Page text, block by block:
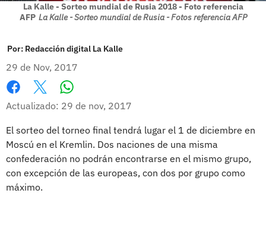
La Kalle - Sorteo mundial de Rusia 2018 - Foto referencia
AFP La Kalle - Sorteo mundial de Rusia - Fotos referencia AFP
Por: Redacción digital La Kalle
29 de Nov, 2017
Facebook
X
Actualizado: 29 de nov, 2017
El sorteo del torneo final tendrá lugar el 1 de diciembre en
Moscú en el Kremlin. Dos naciones de una misma
confederación no podrán encontrarse en el mismo grupo,
con excepción de las europeas, con dos por grupo como
máximo.